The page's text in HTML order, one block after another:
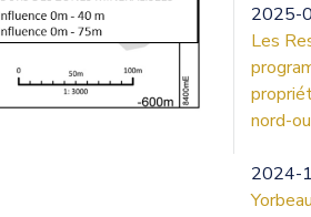
2025-
Les
nord-
2024-